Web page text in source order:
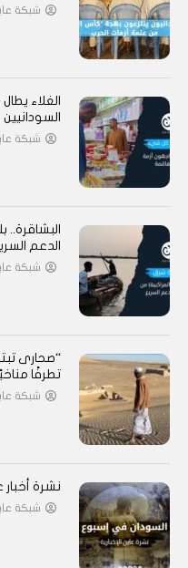
شبكة
الغلاء
السودانيين
شبكة
البشاقرة..
الدعم
شبكة
“صحارى
تطرفًا
شبكة
نشرة أخبار
شبكة